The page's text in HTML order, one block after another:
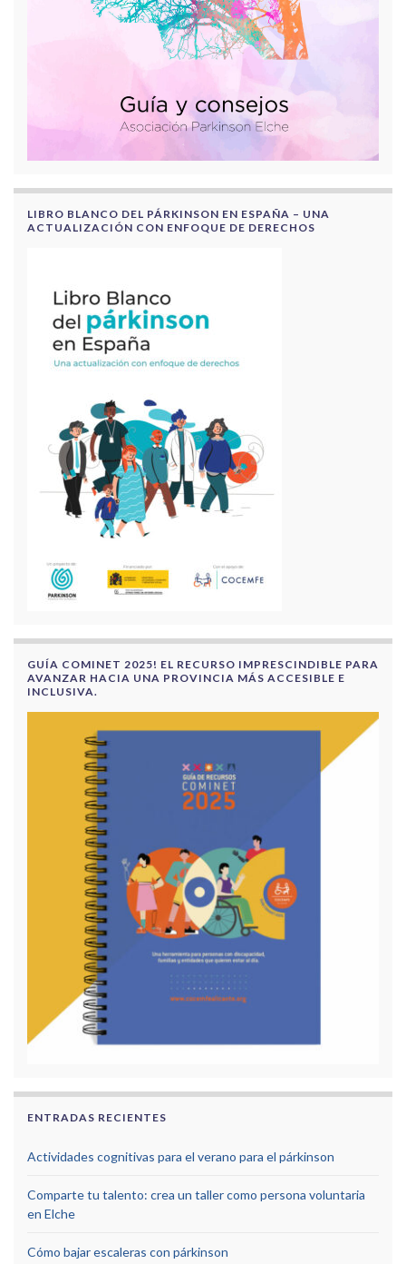
LIBRO BLANCO DEL PÁRKINSON EN ESPAÑA – UNA
ACTUALIZACIÓN CON ENFOQUE DE DERECHOS
GUÍA COMINET 2025! EL RECURSO IMPRESCINDIBLE PARA
AVANZAR HACIA UNA PROVINCIA MÁS ACCESIBLE E
INCLUSIVA.
ENTRADAS RECIENTES
Actividades cognitivas para el verano para el párkinson
Comparte tu talento: crea un taller como persona voluntaria
en Elche
Cómo bajar escaleras con párkinson